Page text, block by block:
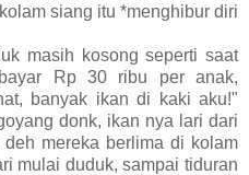
siang itu *menghibur diri
masih kosong seperti saat
Rp 30 ribu per anak,
banyak ikan di kaki aku!"
donk, ikan nya lari dari
mereka berlima di kolam
mulai duduk, sampai tiduran